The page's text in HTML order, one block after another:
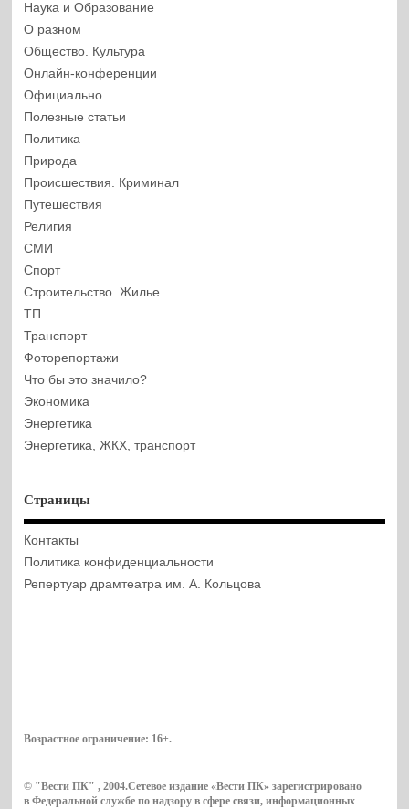
Наука и Образование
О разном
Общество. Культура
Онлайн-конференции
Официально
Полезные статьи
Политика
Природа
Происшествия. Криминал
Путешествия
Религия
СМИ
Спорт
Строительство. Жилье
ТП
Транспорт
Фоторепортажи
Что бы это значило?
Экономика
Энергетика
Энергетика, ЖКХ, транспорт
Страницы
Контакты
Политика конфиденциальности
Репертуар драмтеатра им. А. Кольцова
Возрастное ограничение: 16+.
© "Вести ПК" , 2004.Сетевое издание «Вести ПК» зарегистрировано
в Федеральной службе по надзору в сфере связи, информационных